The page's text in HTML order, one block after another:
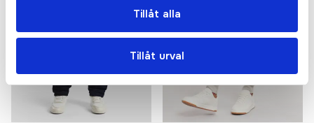
Tillåt alla
Tillåt urval